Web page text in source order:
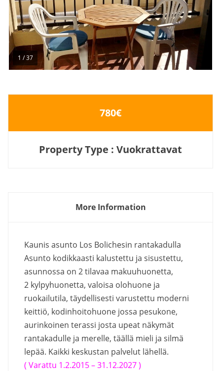
1 /37
780€
Property Type : Vuokrattavat
More Information
Kaunis asunto Los Bolichesin rantakadulla
Asunto kodikkaasti kalustettu ja sisustettu,
asunnossa on 2 tilavaa makuuhuonetta,
2 kylpyhuonetta, valoisa olohuone ja
ruokailutila, täydellisesti varustettu moderni
keittiö, kodinhoitohuone jossa pesukone,
aurinkoinen terassi josta upeat näkymät
rantakadulle ja merelle, täällä mieli ja silmä
lepää. Kaikki keskustan palvelut lähellä.
( Varattu 1.2.2015 – 31.12.2027 )